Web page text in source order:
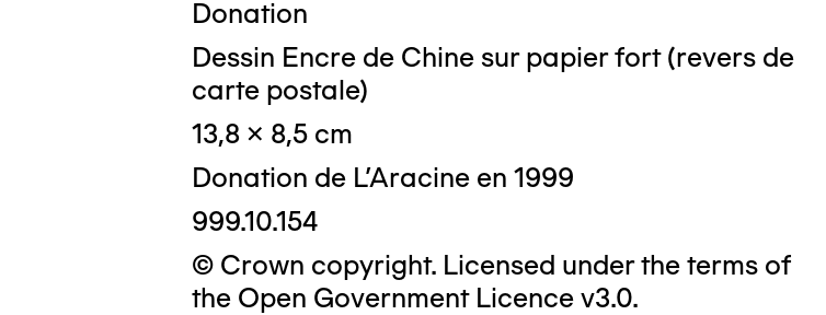
Donation
Dessin Encre de Chine sur papier fort (revers de
carte postale)
13,8 x 8,5 cm
Donation de L'Aracine en 1999
999.10.154
© Crown copyright. Licensed under the terms of
the Open Government Licence v3.0.